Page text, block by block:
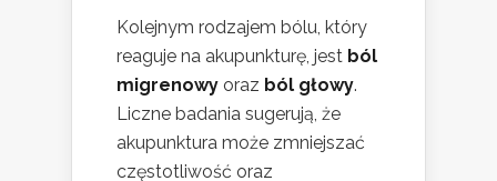
Kolejnym rodzajem bólu, który
reaguje na akupunkturę, jest ból
migrenowy oraz ból głowy.
Liczne badania sugerują, że
akupunktura może zmniejszać
częstotliwość oraz